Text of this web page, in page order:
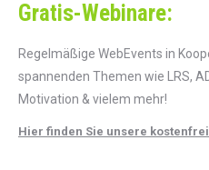
Gratis-Webinare:
Regelmäßige WebEvents in
spannenden Themen wie LRS,
Motivation & vielem mehr!
Hier finden Sie unsere